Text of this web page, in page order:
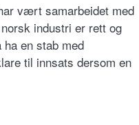
vært samarbeidet med
industri er rett og
en stab med
til innsats dersom en